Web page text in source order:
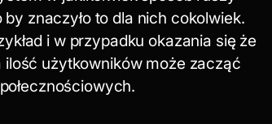
znaczyło to dla nich cokolwiek.
i w przypadku okazania się że
użytkowników może zacząć